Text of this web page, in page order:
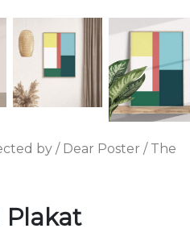
by / Dear Poster / The
Plakat